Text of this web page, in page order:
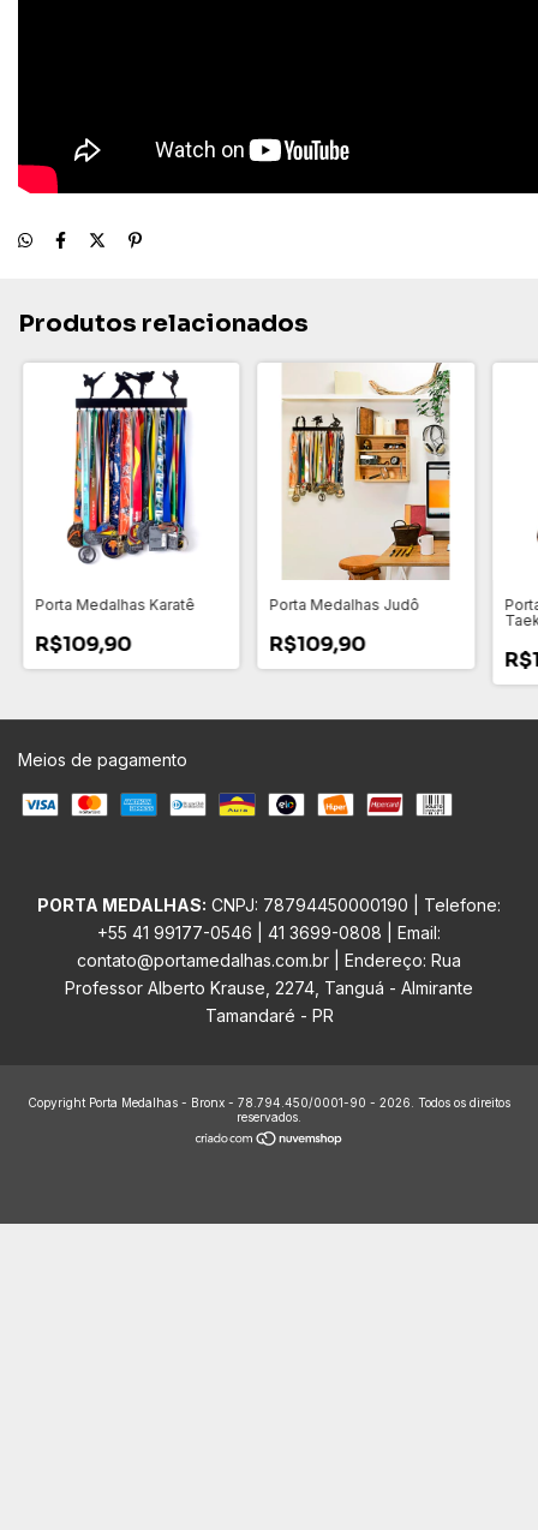
Produtos relacionados
Porta Medalhas Karatê
R$109,90
Porta Medalhas Judô
R$109,90
Meios de pagamento
PORTA MEDALHAS: CNPJ: 78794450000190 | Telefone:
+55 41 99177-0546
41 3699-0808 | Email:
contato@portamedalhas.com.br | Endereço: Rua
Professor Alberto Krause, 2274, Tanguá - Almirante
Tamandaré - PR
Copyright Porta Medalhas - Bronx - 78.794.450/0001-90 - 2026. Todos os direitos
reservados.